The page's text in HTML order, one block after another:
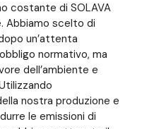
costante di SOLAVA
Abbiamo scelto di
un’attenta
normativo, ma
dell’ambiente e
nostra produzione e
le emissioni di